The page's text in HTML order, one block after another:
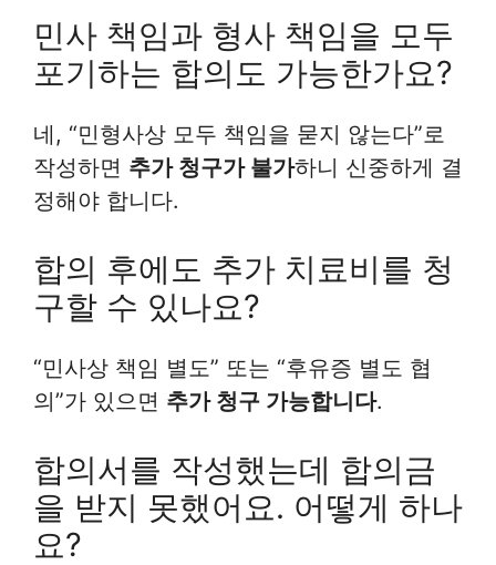
민사 책임과 형사 책임을 모두
포기하는 합의도 가능한가요?
네, “민형사상 모두 책임을 묻지 않는다”로
작성하면 추가 청구가 불가하니 신중하게 결
정해야 합니다.
합의 후에도 추가 치료비를 청
구할 수 있나요?
“민사상 책임 별도” 또는 “후유증 별도 협
의”가 있으면 추가 청구 가능합니다.
합의서를 작성했는데 합의금
을 받지 못했어요. 어떻게 하나
요?